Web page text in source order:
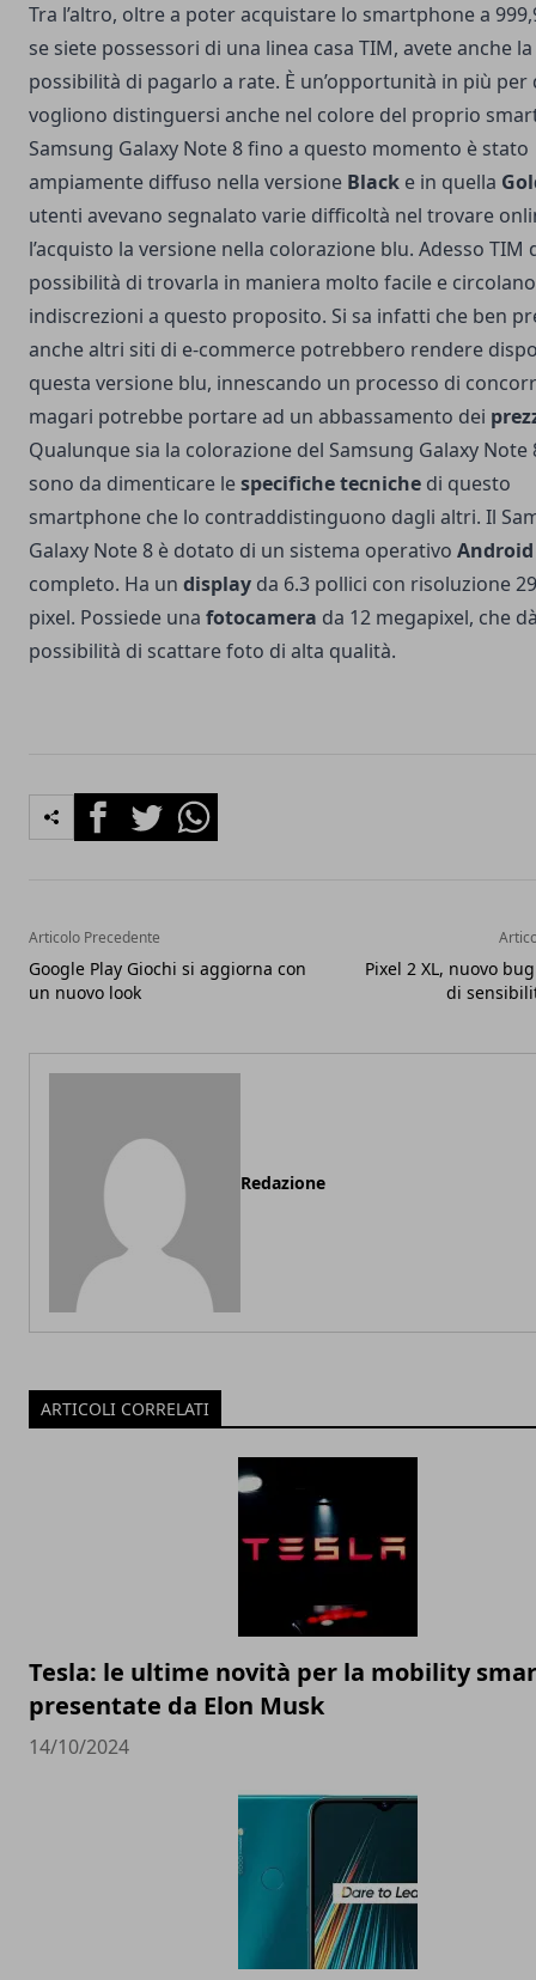
Tra l’altro, oltre a poter acquistare lo smartphone a
se siete possessori di una linea casa TIM, avete anche la
possibilità di pagarlo a rate. È un’opportunità in più per
vogliono distinguersi anche nel colore del proprio
Samsung Galaxy Note 8 fino a questo momento è stato
ampiamente diffuso nella versione Black e in quella
utenti avevano segnalato varie difficoltà nel trovare
l’acquisto la versione nella colorazione blu. Adesso TIM
possibilità di trovarla in maniera molto facile e
indiscrezioni a questo proposito. Si sa infatti che ben
anche altri siti di e-commerce potrebbero rendere
questa versione blu, innescando un processo di
magari potrebbe portare ad un abbassamento dei
Qualunque sia la colorazione del Samsung Galaxy Note
sono da dimenticare lespecifiche tecniche di questo
smartphone che lo contraddistinguono dagli altri. Il
Galaxy Note 8 è dotato di un sistema operativo Android
completo. Ha un display da 6.3 pollici con risoluzione
pixel. Possiede una fotocamera da 12 megapixel, che
possibilità di scattare foto di alta qualità.
FacebookTwitterWhatsapp
Articolo Precedente
Google Play Giochi si aggiorna con
un nuovo look
Pixel 2 XL, nuovo
di
Redazione
ARTICOLI CORRELATI
Tesla: le ultime novità per la mobility
presentate da Elon Musk
14/10/2024